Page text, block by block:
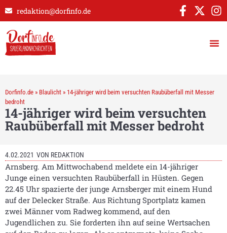
redaktion@dorfinfo.de
Dorfinfo.de » Blaulicht » 14-jähriger wird beim versuchten Raubüberfall mit Messer
bedroht
14-jähriger wird beim versuchten
Raubüberfall mit Messer bedroht
4.02.2021 VON REDAKTION
Arnsberg. Am Mittwochabend meldete ein 14-jähriger
Junge einen versuchten Raubüberfall in Hüsten. Gegen
22.45 Uhr spazierte der junge Arnsberger mit einem Hund
auf der Delecker Straße. Aus Richtung Sportplatz kamen
zwei Männer vom Radweg kommend, auf den
Jugendlichen zu. Sie forderten ihn auf seine Wertsachen